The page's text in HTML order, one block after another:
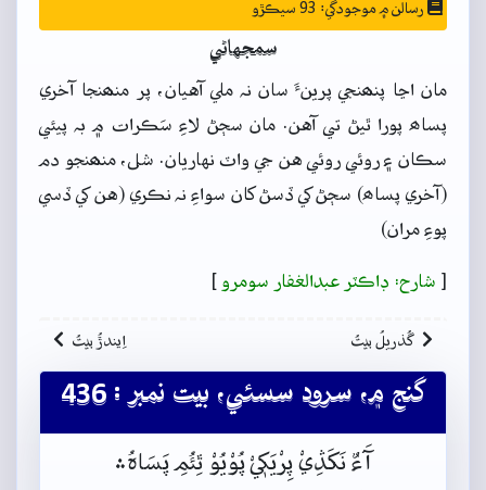
رسالن ۾ موجودگي: 93 سيڪڙو
سمجهاڻي
مان اڃا پنھنجي پرينءَ سان نہ ملي آهيان، پر منھنجا آخري
پساھ پورا ٿيڻ تي آهن. مان سڄڻ لاءِ سَڪرات ۾ بہ پيئي
سڪان ۽ روئي روئي هن جي واٽ نهاريان. شل، منھنجو دم
(آخري پساھ) سڄڻ کي ڏسڻ کان سواءِ نہ نڪري (هن کي ڏسي
پوءِ مران)
[ شارح: ڊاڪٽر عبدالغفار سومرو ]
گُذريلُ بيتُ اِيندڙُ بيتُ
گنج ۾، سرود سسئي، بيت نمبر : 436
آَءٌ نَکَڎِيْ پِرْيَکٖيْ پُوْيُوْ ٿِئُمِ پَسَاہُ﮶